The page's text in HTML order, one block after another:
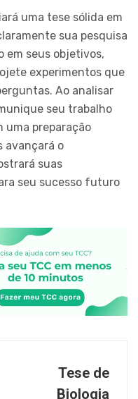
uma tese sólida em
sua pesquisa
em seus objetivos,
experimentos que
Ao analisar
seu trabalho
uma preparação
avançará o
suas
seu sucesso futuro
Tese de
Biologia